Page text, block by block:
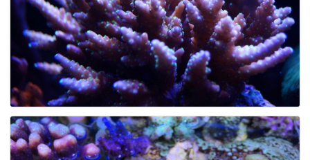
v
i
g